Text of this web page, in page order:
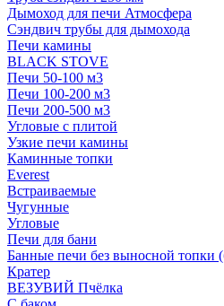
Дымоход для печи Атмосфера
Сэндвич трубы для дымохода
Печи камины
BLACK STOVE
Печи 50-100 м3
Печи 100-200 м3
Печи 200-500 м3
Угловые с плитой
Узкие печи камины
Каминные топки
Everest
Встраиваемые
Чугунные
Угловые
Печи для бани
Банные печи без выносной топки
Кратер
ВЕЗУВИЙ Пчёлка